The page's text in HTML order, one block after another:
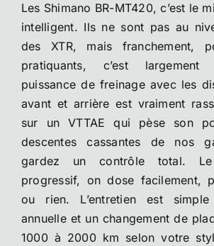
Les Shimano BR-MT420, c’est le
intelligent. Ils ne sont pas au
des XTR, mais franchement,
pratiquants, c’est
puissance de freinage avec les
avant et arrière est vraiment
sur un VTTAE qui pèse son
descentes cassantes de nos
gardez un contrôle total.
progressif, on dose facilement,
ou rien. L’entretien est
annuelle et un changement de
1000 à 2000 km selon votre